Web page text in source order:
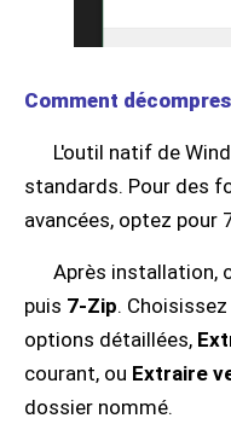
Comment
L'outil natif de
standards. Pour des
avancées, optez pour
Après installation,
puis 7-Zip. Choisissez
options détaillées,
courant, ou Extraire
dossier nommé.